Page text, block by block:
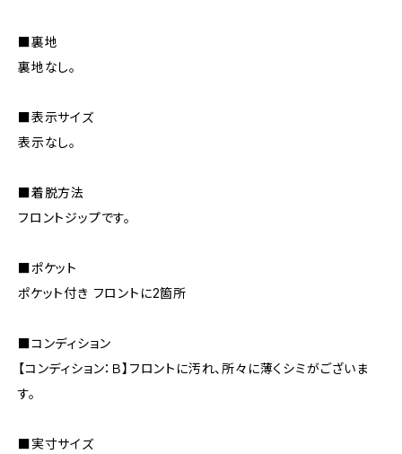
■裏地
裏地なし。
■表示サイズ
表示なし。
■着脱方法
フロントジップです。
■ポケット
ポケット付き フロントに2箇所
■コンディション
【コンディション：Ｂ】フロントに汚れ、所々に薄くシミがございま
す。
■実寸サイズ